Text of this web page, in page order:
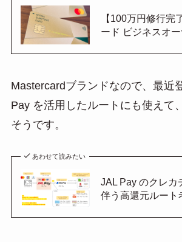
【100万円修行完
ード ビジネスオ
Mastercardブランドなので、最近
Pay を活用したルートにも使えて
そうです。
あわせて読みたい
JAL Pay のクレカ
伴う高還元ルート